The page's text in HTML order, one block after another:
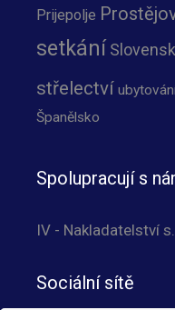
Prijepolje
setkání
střelectví
Španělsko
Spolupracují s
IV - Nakladatelství
Sociální sítě